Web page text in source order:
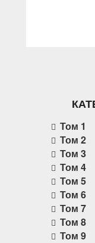
Том 1
Том 2
Том 3
Том 4
Том 5
Том 6
Том 7
Том 8
Том 9